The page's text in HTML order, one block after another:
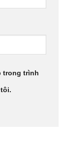
trong trình